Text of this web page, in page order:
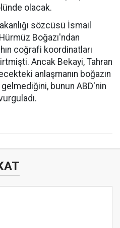
olacak.
sözcüsü İsmail
Boğazı'ndan
coğrafi koordinatları
Ancak Bekayi, Tahran
anlaşmanın boğazın
gelmediğini, bunun ABD'nin